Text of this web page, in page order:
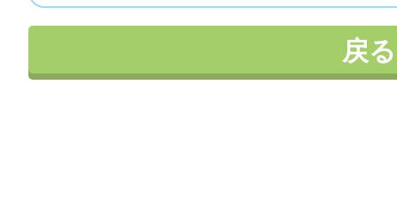
戻る